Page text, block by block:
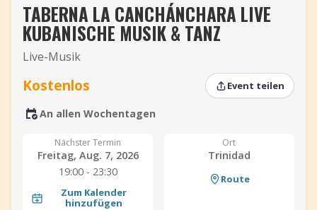
Salsa-Begriffe
TuneTempo
Event hinzufügen
TABERNA LA CANCHÁNCHARA LIVE
KUBANISCHE MUSIK & TANZ
Live-Musik
Kostenlos Event teilen
An allen Wochentagen
Nächster Termin
Freitag, Aug. 7, 2026
19:00 - 23:30
Zum Kalender
hinzufügen
Ort
Trinidad
Route